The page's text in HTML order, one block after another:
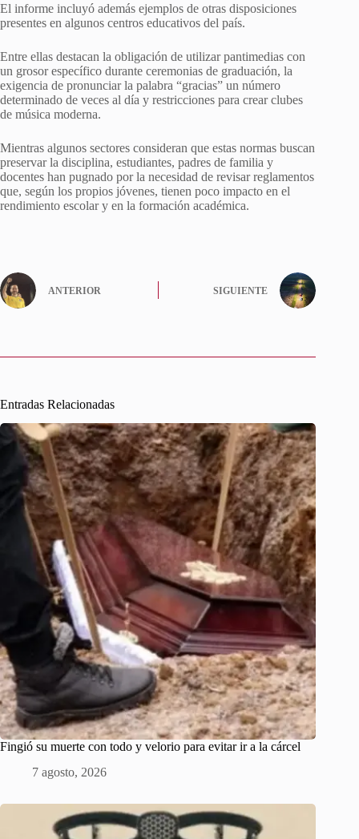
El informe incluyó además ejemplos de otras disposiciones
presentes en algunos centros educativos del país.
Entre ellas destacan la obligación de utilizar pantimedias con
un grosor específico durante ceremonias de graduación, la
exigencia de pronunciar la palabra “gracias” un número
determinado de veces al día y restricciones para crear clubes
de música moderna.
Mientras algunos sectores consideran que estas normas buscan
preservar la disciplina, estudiantes, padres de familia y
docentes han pugnado por la necesidad de revisar reglamentos
que, según los propios jóvenes, tienen poco impacto en el
rendimiento escolar y en la formación académica.
ANTERIOR SIGUIENTE
Entradas Relacionadas
Fingió su muerte con todo y velorio para evitar ir a la cárcel
7 agosto, 2026